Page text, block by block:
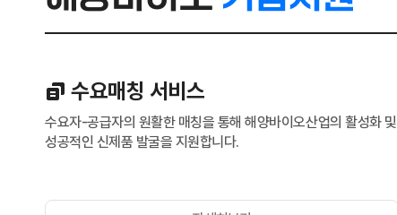
수요매칭 서비스
수요자-공급자의 원활한 매칭을 통해 해양바이오산업의 활성화 및
성공적인 신제품 발굴을 지원합니다.